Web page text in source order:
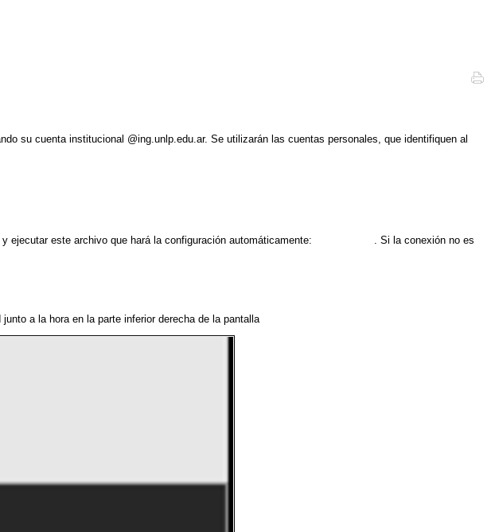
su cuenta institucional @ing.unlp.edu.ar. Se utilizarán las cuentas personales, que identifiquen al
ejecutar este archivo que hará la configuración automáticamente:
. Si la conexión no es
a la hora en la parte inferior derecha de la pantalla